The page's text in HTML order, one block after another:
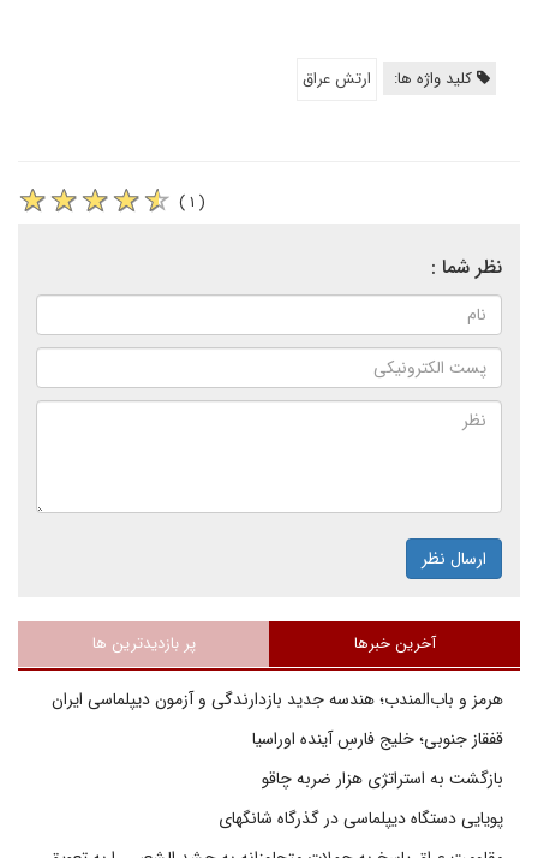
کلید واژه ها: ارتش عراق
( ۱ )
نظر شما :
ارسال نظر
آخرین خبرها پر بازدیدترین ها
هرمز و باب‌المندب؛ هندسه جدید بازدارندگی و آزمون دیپلماسی ایران
قفقاز جنوبی؛ خلیج فارسِ آینده اوراسیا
بازگشت به استراتژی هزار ضربه چاقو
پویایی دستگاه دیپلماسی در گذرگاه شانگهای